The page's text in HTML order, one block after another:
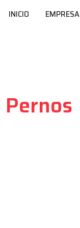
INICIO EMPRESA
Pernos